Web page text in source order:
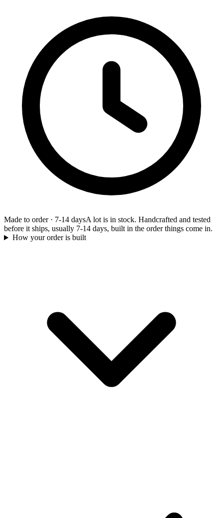
Made to order· 7-14 daysA lot is in stock. Handcrafted and tested
before it ships, usually 7-14 days, built in the order things come in.
How your order is built